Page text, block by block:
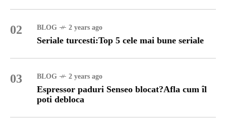
02 BLOG 2 years ago
Seriale turcesti:Top 5 cele mai bune seriale
03 BLOG 2 years ago
Espressor paduri Senseo blocat?Afla cum îl
poti debloca